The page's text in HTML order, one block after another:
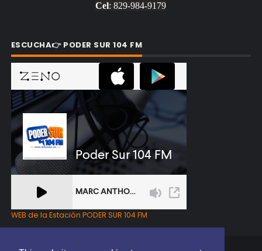
Cel: 829-984-9179
ESCUCHA👉 PODER SUR 104 FM
WEB de la Estación PODER SUR 104 FM